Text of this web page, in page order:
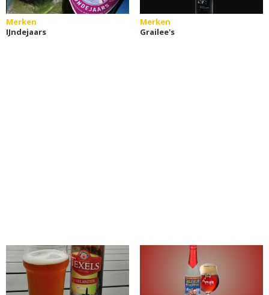
Merken
IJndejaars
Merken
Grailee's